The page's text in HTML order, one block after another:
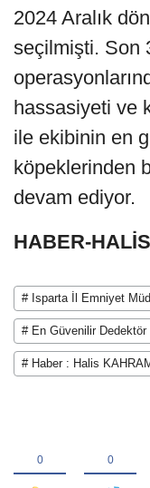
2024 Aralık
seçilmişti. Son
hassasiyeti ve
ile ekibinin en
köpeklerinden
devam ediyor.
HABER-
# Isparta İl Emniyet
# En Güvenilir
# Haber : Halis